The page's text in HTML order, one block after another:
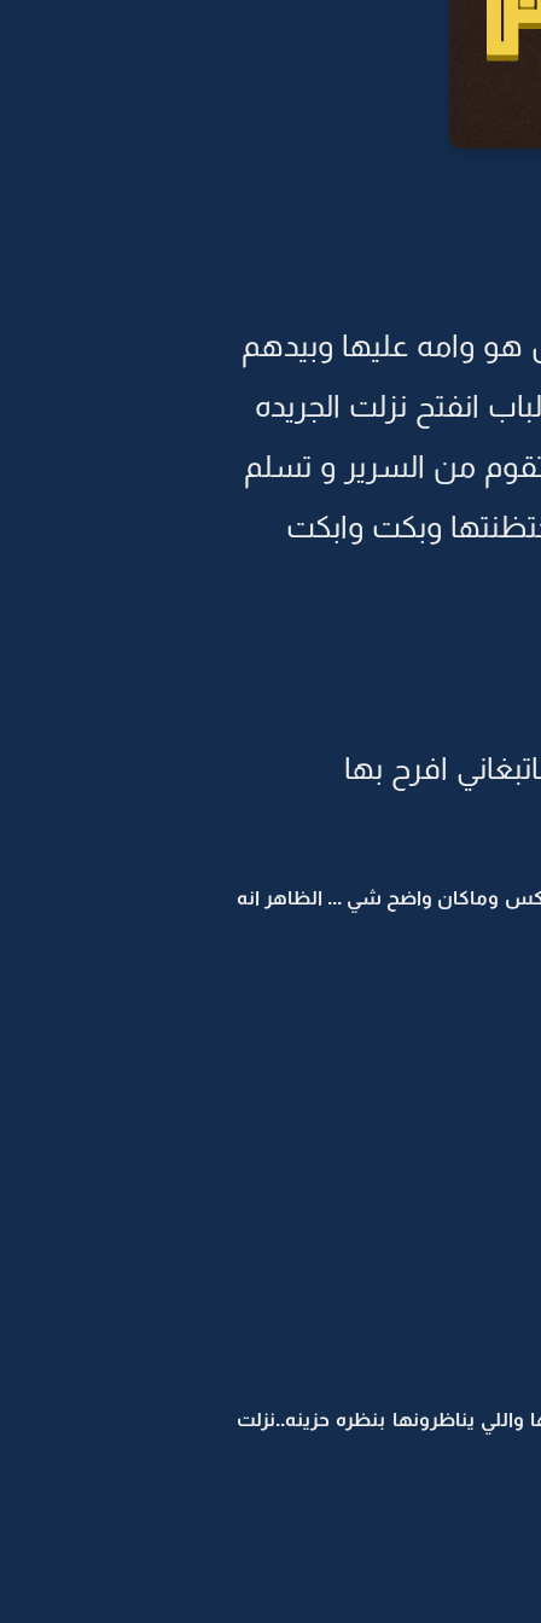
وامه عليها وبيدهم
انفتح نزلت الجريده
من السرير و تسلم
وبكت وابكت
افرح بها
وماكان واضح شي ... الظاهر انه
يناظرونها بنظره حزينه..نزلت